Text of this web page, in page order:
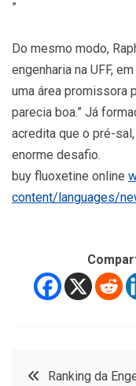
”
Do mesmo modo,
engenharia na UFF,
uma área promissora
parecia boa.” Já
acredita que o pré-
enorme desafio.
buy fluoxetine online
content/languages/
Navegação
Ranking da